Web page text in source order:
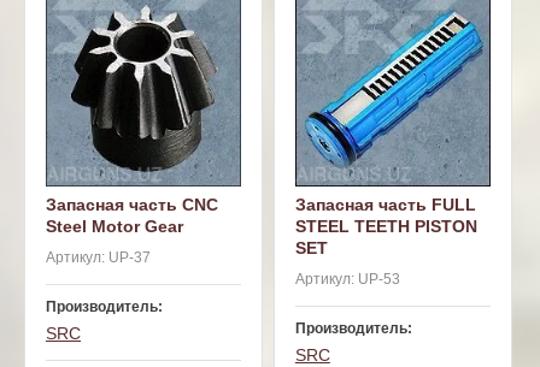
Запасная часть CNC
Steel Motor Gear
Артикул: UP-37
Производитель:
SRC
Запасная часть FULL
STEEL TEETH PISTON
SET
Артикул:UP-53
Производитель:
SRC